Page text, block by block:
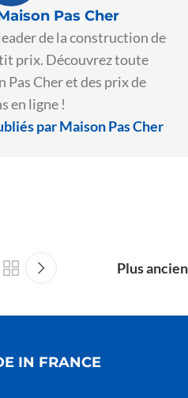
Pas Cher
de la construction de
prix. Découvrez toute
Pas Cher et des prix de
en ligne !
par Maison Pas Cher
Plus ancien
IN FRANCE